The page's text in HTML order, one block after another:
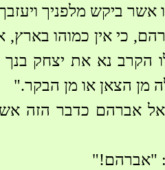
אשר ביקש מלפניך
כי אין כמוהו בארץ,
הקרב נא את יצחק בנך
מן הצאן או מן הבקר."
אל אברהם כדבר הזה
"אברהם!"